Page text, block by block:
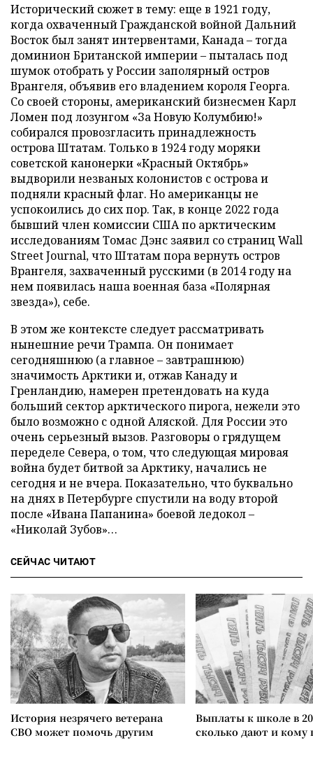
Исторический сюжет в тему: еще в 1921 году,
когда охваченный Гражданской войной Дальний
Восток был занят интервентами, Канада – тогда
доминион Британской империи – пыталась под
шумок отобрать у России заполярный остров
Врангеля, объявив его владением короля Георга.
Со своей стороны, американский бизнесмен Карл
Ломен под лозунгом «За Новую Колумбию!»
собирался провозгласить принадлежность
острова Штатам. Только в 1924 году моряки
советской канонерки «Красный Октябрь»
выдворили незваных колонистов с острова и
подняли красный флаг. Но американцы не
успокоились до сих пор. Так, в конце 2022 года
бывший член комиссии США по арктическим
исследованиям Томас Дэнс заявил со страниц Wall
Street Journal, что Штатам пора вернуть остров
Врангеля, захваченный русскими (в 2014 году на
нем появилась наша военная база «Полярная
звезда»), себе.
В этом же контексте следует рассматривать
нынешние речи Трампа. Он понимает
сегодняшнюю (а главное – завтрашнюю)
значимость Арктики и, отжав Канаду и
Гренландию, намерен претендовать на куда
больший сектор арктического пирога, нежели это
было возможно с одной Аляской. Для России это
очень серьезный вызов. Разговоры о грядущем
переделе Севера, о том, что следующая мировая
война будет битвой за Арктику, начались не
сегодня и не вчера. Показательно, что буквально
на днях в Петербурге спустили на воду второй
после «Ивана Папанина» боевой ледокол –
«Николай Зубов»…
СЕЙЧАС ЧИТАЮТ
История незрячего ветерана
СВО может помочь другим
Выплаты к школе в
сколько дают и